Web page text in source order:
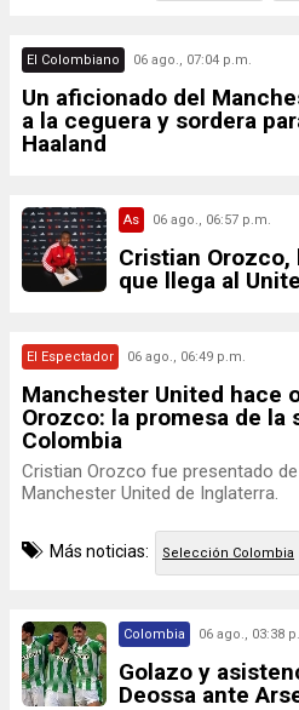
El Colombiano 06 ago., 07:04 p.m.
Un aficionado del
a la ceguera y sordera
Haaland
As 06 ago., 06:57 p.m.
Cristian Orozco,
que llega al
El Espectador 06 ago., 06:49 p.m.
Manchester United hace
Orozco: la promesa de la
Colombia
Cristian Orozco fue presentado
Manchester United de Inglaterra.
Más noticias: Selección Colombia
Colombia 06 ago., 03:38
Golazo y
Deossa ante